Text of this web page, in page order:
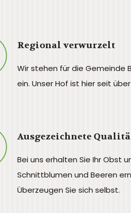
Regional verwurzelt
Wir stehen für die Gemeinde
ein. Unser Hof ist hier seit
Ausgezeichnete
Bei uns erhalten Sie Ihr Obst
Schnittblumen und Beeren
Überzeugen Sie sich selbst.